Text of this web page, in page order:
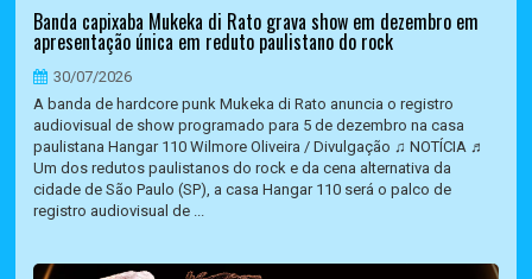
Banda capixaba Mukeka di Rato grava show em dezembro em
apresentação única em reduto paulistano do rock
30/07/2026
A banda de hardcore punk Mukeka di Rato anuncia o registro
audiovisual de show programado para 5 de dezembro na casa
paulistana Hangar 110 Wilmore Oliveira / Divulgação ♫ NOTÍCIA ♬
Um dos redutos paulistanos do rock e da cena alternativa da
cidade de São Paulo (SP), a casa Hangar 110 será o palco de
registro audiovisual de ...